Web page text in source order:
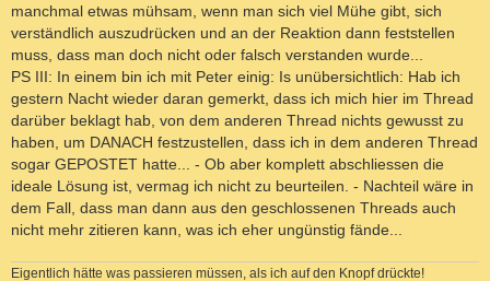
manchmal etwas mühsam, wenn man sich viel Mühe gibt, sich
verständlich auszudrücken und an der Reaktion dann feststellen
muss, dass man doch nicht oder falsch verstanden wurde...
PS III: In einem bin ich mit Peter einig: Is unübersichtlich: Hab ich
gestern Nacht wieder daran gemerkt, dass ich mich hier im Thread
darüber beklagt hab, von dem anderen Thread nichts gewusst zu
haben, um DANACH festzustellen, dass ich in dem anderen Thread
sogar GEPOSTET hatte... - Ob aber komplett abschliessen die
ideale Lösung ist, vermag ich nicht zu beurteilen. - Nachteil wäre in
dem Fall, dass man dann aus den geschlossenen Threads auch
nicht mehr zitieren kann, was ich eher ungünstig fände...
Eigentlich hätte was passieren müssen, als ich auf den Knopf drückte!